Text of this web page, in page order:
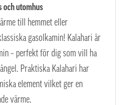
och utomhus
till hemmet eller
gasolkamin! Kalahari är
– perfekt för dig som vill ha
Praktiska Kalahari har
element vilket ger en
värme.